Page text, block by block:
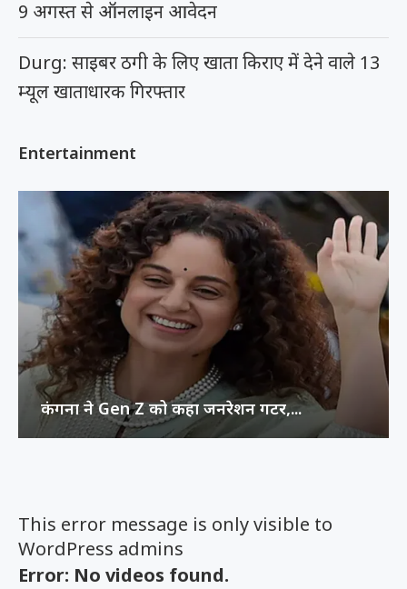
This error message is only visible to
WordPress admins
Error: No videos found.
9 अगस्त से ऑनलाइन आवेदन
Durg: साइबर ठगी के लिए खाता किराए में देने वाले 13
म्यूल खाताधारक गिरफ्तार
Entertainment
कंगना ने Gen Z को कहा जनरेशन गटर,...